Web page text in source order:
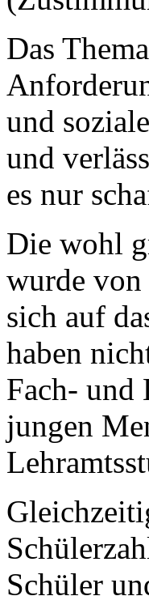
Das
und
und
es nur
Die wohl
wurde von
sich auf
haben
Fach- und
jungen
Schüler